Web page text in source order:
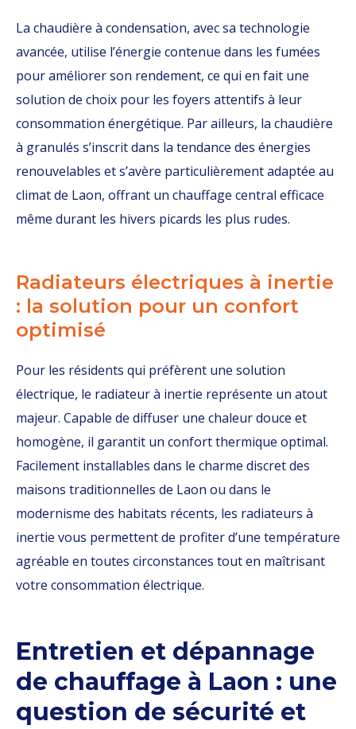
La chaudière à condensation, avec sa technologie
avancée, utilise l’énergie contenue dans les fumées
pour améliorer son rendement, ce qui en fait une
solution de choix pour les foyers attentifs à leur
consommation énergétique. Par ailleurs, la chaudière
à granulés s’inscrit dans la tendance des énergies
renouvelables et s’avère particulièrement adaptée au
climat de Laon, offrant un chauffage central efficace
même durant les hivers picards les plus rudes.
Radiateurs électriques à inertie
: la solution pour un confort
optimisé
Pour les résidents qui préfèrent une solution
électrique, le radiateur à inertie représente un atout
majeur. Capable de diffuser une chaleur douce et
homogène, il garantit un confort thermique optimal.
Facilement installables dans le charme discret des
maisons traditionnelles de Laon ou dans le
modernisme des habitats récents, les radiateurs à
inertie vous permettent de profiter d’une température
agréable en toutes circonstances tout en maîtrisant
votre consommation électrique.
Entretien et dépannage
de chauffage à Laon : une
question de sécurité et